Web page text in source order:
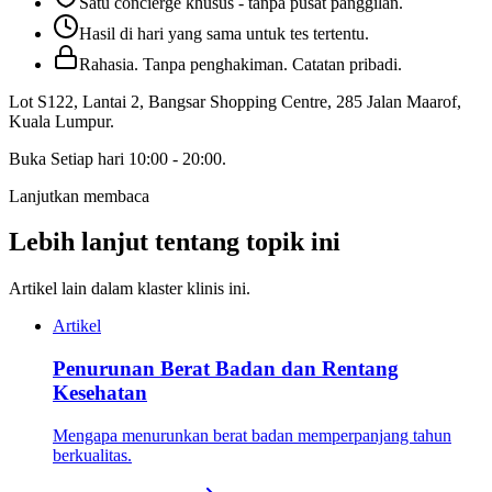
Hasil di hari yang sama untuk tes tertentu.
Rahasia. Tanpa penghakiman. Catatan pribadi.
Lot S122, Lantai 2, Bangsar Shopping Centre, 285 Jalan Maarof,
Kuala Lumpur.
Buka Setiap hari 10:00 - 20:00.
Lanjutkan membaca
Lebih lanjut tentang topik ini
Artikel lain dalam klaster klinis ini.
Artikel
Penurunan Berat Badan dan Rentang
Kesehatan
Mengapa menurunkan berat badan memperpanjang tahun
berkualitas.